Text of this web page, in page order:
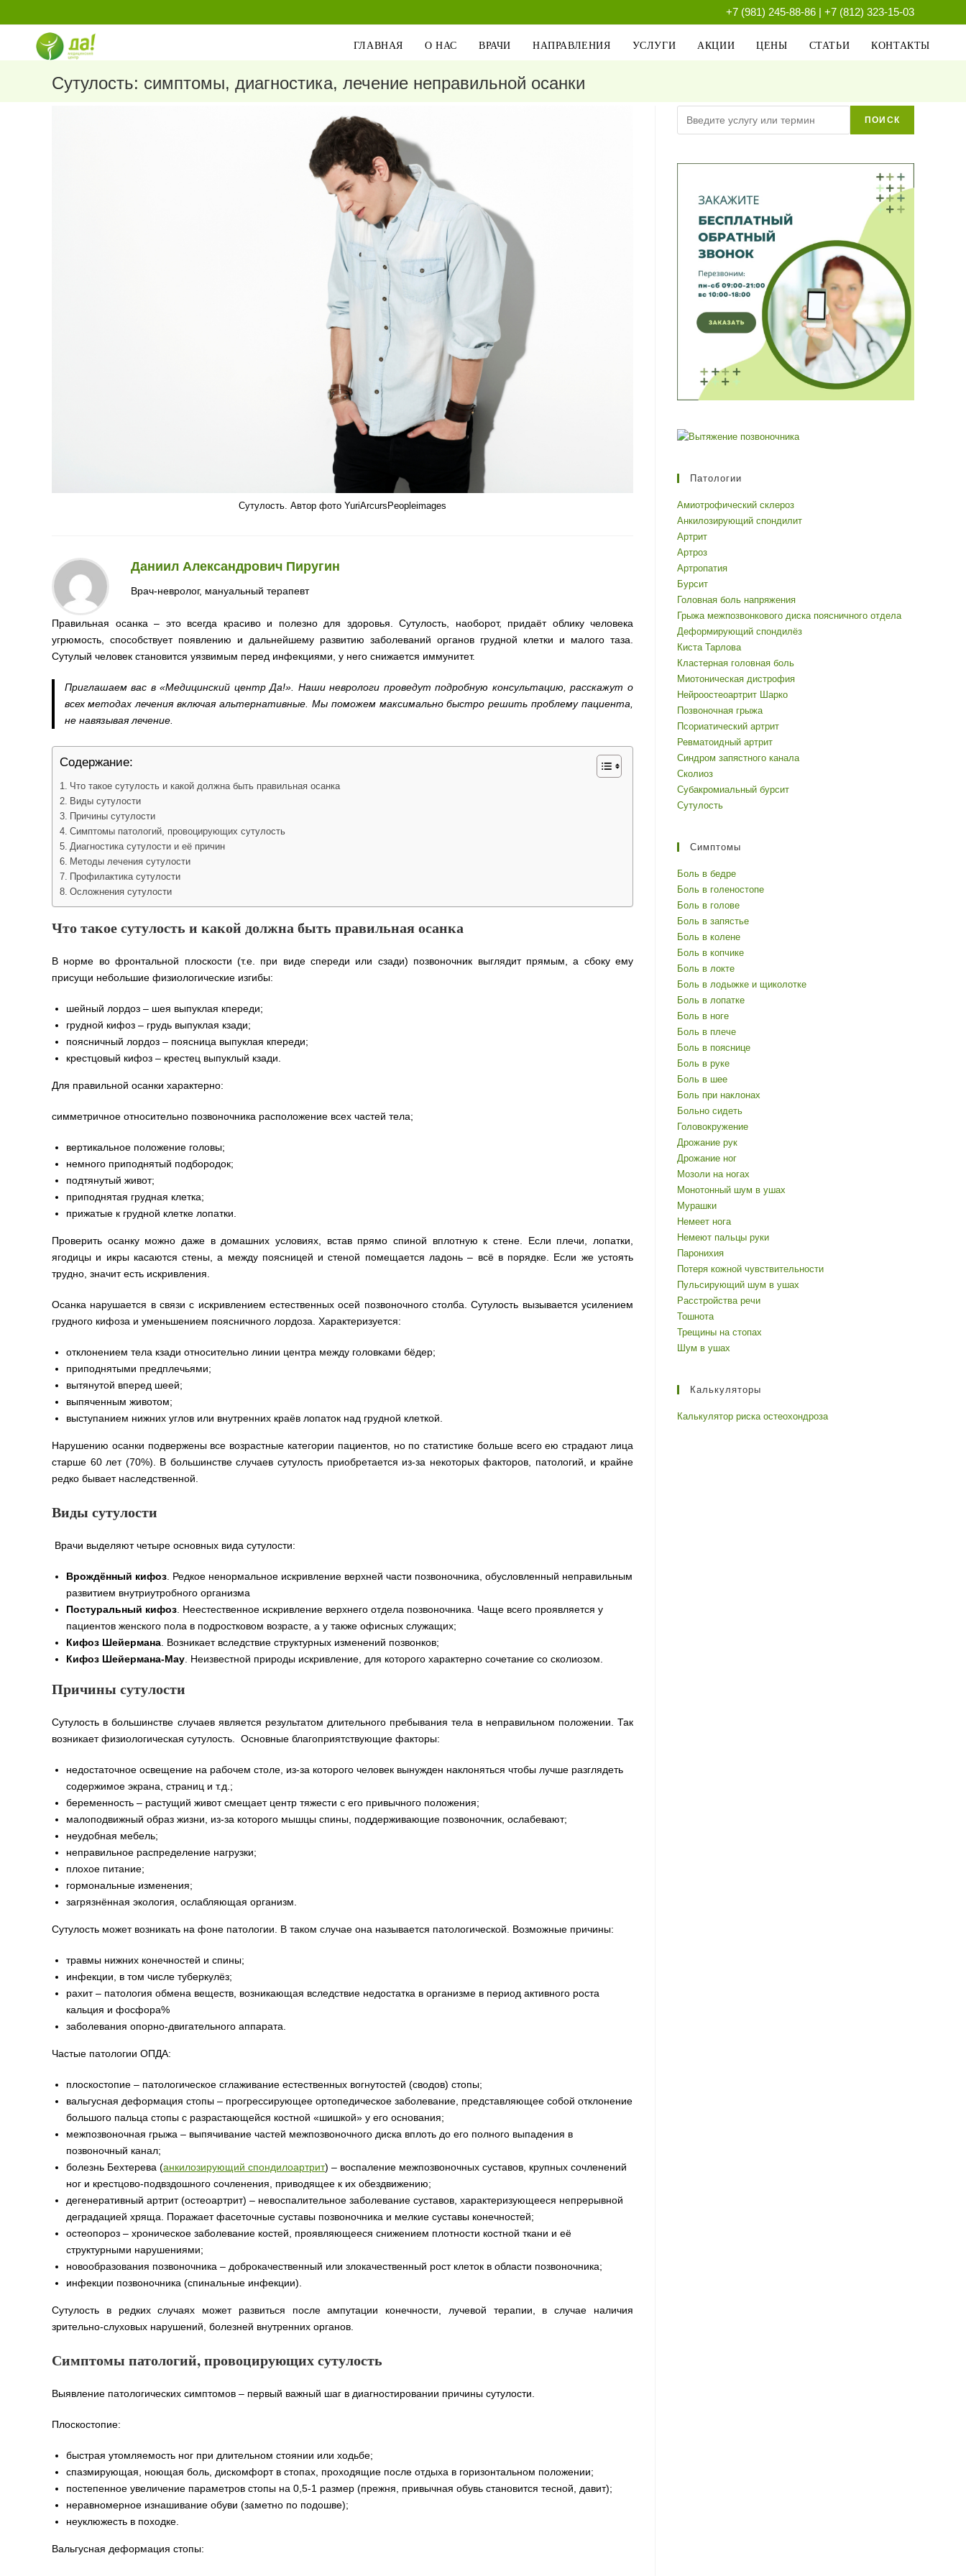
к
содержимому
+7 (981) 245-88-86 | +7 (812) 323-15-03
ГЛАВНАЯ О НАС ВРАЧИ НАПРАВЛЕНИЯ УСЛУГИ АКЦИИ ЦЕНЫ СТАТЬИ КОНТАКТЫ
Сутулость: симптомы, диагностика, лечение неправильной осанки
Сутулость. Автор фото YuriArcursPeopleimages
Даниил Александрович Пиругин
Врач-невролог, мануальный терапевт
Правильная осанка – это всегда красиво и полезно для здоровья. Сутулость, наоборот, придаёт облику человека
угрюмость, способствует появлению и дальнейшему развитию заболеваний органов грудной клетки и малого таза.
Сутулый человек становится уязвимым перед инфекциями, у него снижается иммунитет.
Приглашаем вас в «Медицинский центр Да!». Наши неврологи проведут подробную консультацию, расскажут о
всех методах лечения включая альтернативные. Мы поможем максимально быстро решить проблему пациента,
не навязывая лечение.
Содержание:
Что такое сутулость и какой должна быть правильная осанка
Виды сутулости
Причины сутулости
Симптомы патологий, провоцирующих сутулость
Диагностика сутулости и её причин
Методы лечения сутулости
Профилактика сутулости
Осложнения сутулости
Что такое сутулость и какой должна быть правильная осанка
В норме во фронтальной плоскости (т.е. при виде спереди или сзади) позвоночник выглядит прямым, а сбоку ему
присущи небольшие физиологические изгибы:
шейный лордоз – шея выпуклая кпереди;
грудной кифоз – грудь выпуклая кзади;
поясничный лордоз – поясница выпуклая кпереди;
крестцовый кифоз – крестец выпуклый кзади.
Для правильной осанки характерно:
симметричное относительно позвоночника расположение всех частей тела;
вертикальное положение головы;
немного приподнятый подбородок;
подтянутый живот;
приподнятая грудная клетка;
прижатые к грудной клетке лопатки.
Проверить осанку можно даже в домашних условиях, встав прямо спиной вплотную к стене. Если плечи, лопатки,
ягодицы и икры касаются стены, а между поясницей и стеной помещается ладонь – всё в порядке. Если же устоять
трудно, значит есть искривления.
Осанка нарушается в связи с искривлением естественных осей позвоночного столба. Сутулость вызывается усилением
грудного кифоза и уменьшением поясничного лордоза. Характеризуется:
отклонением тела кзади относительно линии центра между головками бёдер;
приподнятыми предплечьями;
вытянутой вперед шеей;
выпяченным животом;
выступанием нижних углов или внутренних краёв лопаток над грудной клеткой.
Нарушению осанки подвержены все возрастные категории пациентов, но по статистике больше всего ею страдают лица
старше 60 лет (70%). В большинстве случаев сутулость приобретается из-за некоторых факторов, патологий, и крайне
редко бывает наследственной.
Виды сутулости
Врачи выделяют четыре основных вида сутулости:
Врождённый кифоз. Редкое ненормальное искривление верхней части позвоночника, обусловленный неправильным
развитием внутриутробного организма
Постуральный кифоз. Неестественное искривление верхнего отдела позвоночника. Чаще всего проявляется у
пациентов женского пола в подростковом возрасте, а у также офисных служащих;
Кифоз Шейермана. Возникает вследствие структурных изменений позвонков;
Кифоз Шейермана-Мау. Неизвестной природы искривление, для которого характерно сочетание со сколиозом.
Причины сутулости
Сутулость в большинстве случаев является результатом длительного пребывания тела в неправильном положении. Так
возникает физиологическая сутулость. Основные благоприятствующие факторы:
недостаточное освещение на рабочем столе, из-за которого человек вынужден наклоняться чтобы лучше разглядеть
содержимое экрана, страниц и т.д.;
беременность – растущий живот смещает центр тяжести с его привычного положения;
малоподвижный образ жизни, из-за которого мышцы спины, поддерживающие позвоночник, ослабевают;
неудобная мебель;
неправильное распределение нагрузки;
плохое питание;
гормональные изменения;
загрязнённая экология, ослабляющая организм.
Сутулость может возникать на фоне патологии. В таком случае она называется патологической. Возможные причины:
травмы нижних конечностей и спины;
инфекции, в том числе туберкулёз;
рахит – патология обмена веществ, возникающая вследствие недостатка в организме в период активного роста
кальция и фосфора%
заболевания опорно-двигательного аппарата.
Частые патологии ОПДА:
плоскостопие – патологическое сглаживание естественных вогнутостей (сводов) стопы;
вальгусная деформация стопы – прогрессирующее ортопедическое заболевание, представляющее собой отклонение
большого пальца стопы с разрастающейся костной «шишкой» у его основания;
межпозвоночная грыжа – выпячивание частей межпозвоночного диска вплоть до его полного выпадения в
позвоночный канал;
болезнь Бехтерева (анкилозирующий спондилоартрит) – воспаление межпозвоночных суставов, крупных сочленений
ног и крестцово-подвздошного сочленения, приводящее к их обездвижению;
дегенеративный артрит (остеоартрит) – невоспалительное заболевание суставов, характеризующееся непрерывной
деградацией хряща. Поражает фасеточные суставы позвоночника и мелкие суставы конечностей;
остеопороз – хроническое заболевание костей, проявляющееся снижением плотности костной ткани и её
структурными нарушениями;
новообразования позвоночника – доброкачественный или злокачественный рост клеток в области позвоночника;
инфекции позвоночника (спинальные инфекции).
Сутулость в редких случаях может развиться после ампутации конечности, лучевой терапии, в случае наличия
зрительно-слуховых нарушений, болезней внутренних органов.
Симптомы патологий, провоцирующих сутулость
Выявление патологических симптомов – первый важный шаг в диагностировании причины сутулости.
Плоскостопие:
быстрая утомляемость ног при длительном стоянии или ходьбе;
спазмирующая, ноющая боль, дискомфорт в стопах, проходящие после отдыха в горизонтальном положении;
постепенное увеличение параметров стопы на 0,5-1 размер (прежня, привычная обувь становится тесной, давит);
неравномерное изнашивание обуви (заметно по подошве);
неуклюжесть в походке.
Вальгусная деформация стопы:
ПОИСК
Патологии
Амиотрофический склероз
Анкилозирующий спондилит
Артрит
Артроз
Артропатия
Бурсит
Головная боль напряжения
Грыжа межпозвонкового диска поясничного отдела
Деформирующий спондилёз
Киста Тарлова
Кластерная головная боль
Миотоническая дистрофия
Нейроостеоартрит Шарко
Позвоночная грыжа
Псориатический артрит
Ревматоидный артрит
Синдром запястного канала
Сколиоз
Субакромиальный бурсит
Сутулость
Симптомы
Боль в бедре
Боль в голеностопе
Боль в голове
Боль в запястье
Боль в колене
Боль в копчике
Боль в локте
Боль в лодыжке и щиколотке
Боль в лопатке
Боль в ноге
Боль в плече
Боль в пояснице
Боль в руке
Боль в шее
Боль при наклонах
Больно сидеть
Головокружение
Дрожание рук
Дрожание ног
Мозоли на ногах
Монотонный шум в ушах
Мурашки
Немеет нога
Немеют пальцы руки
Паронихия
Потеря кожной чувствительности
Пульсирующий шум в ушах
Расстройства речи
Тошнота
Трещины на стопах
Шум в ушах
Калькуляторы
Калькулятор риска остеохондроза